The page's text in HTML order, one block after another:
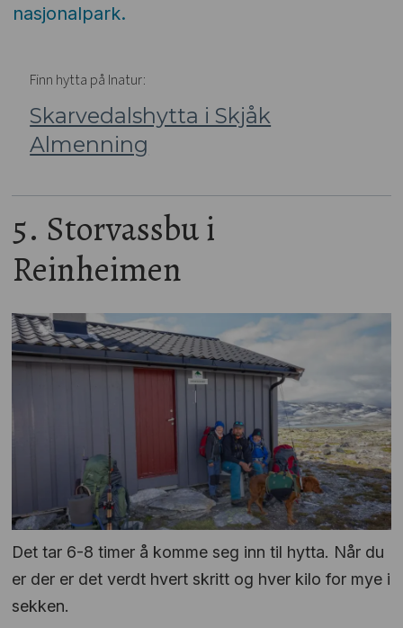
nasjonalpark.
Finn hytta på Inatur:
Skarvedalshytta i Skjåk
Almenning
5. Storvassbu i
Reinheimen
Det tar 6-8 timer å komme seg inn til hytta. Når du
er der er det verdt hvert skritt og hver kilo for mye i
sekken.